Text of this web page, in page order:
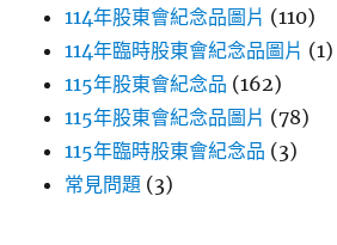
114年股東會紀念品圖片 (110)
114年臨時股東會紀念品圖片 (1)
115年股東會紀念品 (162)
115年股東會紀念品圖片 (78)
115年臨時股東會紀念品 (3)
常見問題 (3)